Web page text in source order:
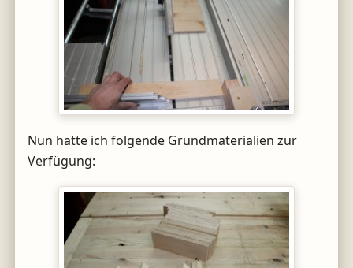
Nun hatte ich folgende Grundmaterialien zur
Verfügung: